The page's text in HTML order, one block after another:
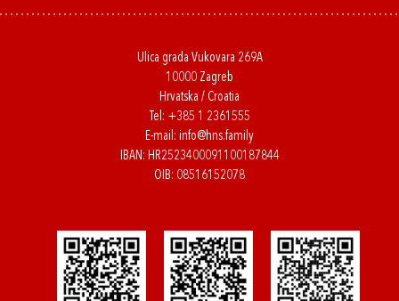
Ulica grada Vukovara 269A
10000 Zagreb
Hrvatska / Croatia
Tel: +385 1 2361555
E-mail: info@hns.family
IBAN: HR2523400091100187844
OIB: 08516152078